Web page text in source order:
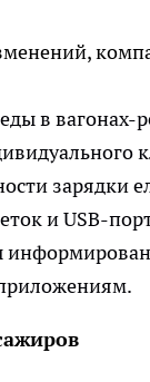
в вагонах-
зарядки
и USB-